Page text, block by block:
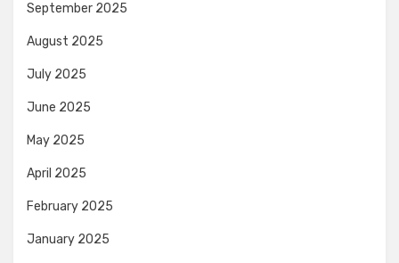
September 2025
August 2025
July 2025
June 2025
May 2025
April 2025
February 2025
January 2025